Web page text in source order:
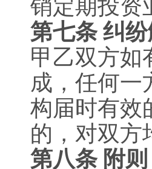
销定期投资
第七条 纠
甲乙双方如
成，任何一
构届时有效
的，对双方
第八条 附则